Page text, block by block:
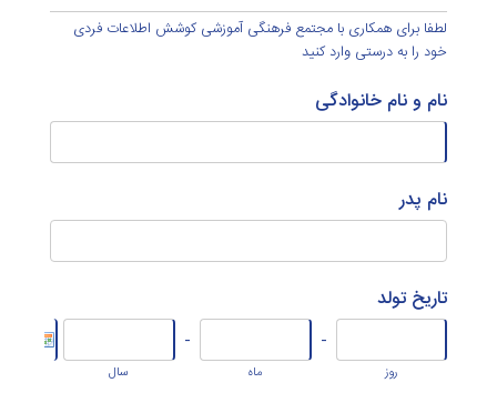
لطفا برای همکاری با مجتمع فرهنگی آموزشی کوشش اطلاعات فردی
خود را به درستی وارد کنید
نام و نام خانوادگی
نام پدر
تاریخ تولد
روز
-
ماه
-
سال